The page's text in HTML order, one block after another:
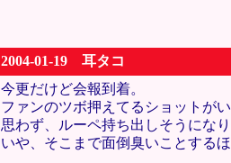
2004-01-19 耳タコ
今更だけど会報到着。
ファンのツボ押えてるショットが
思わず、ルーペ持ち出しそうになり
いや、そこまで面倒臭いことする